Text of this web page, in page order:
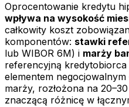
Oprocentowanie kredytu
wpływa na wysokość
całkowity koszt
komponentów: stawki
lub WIBOR 6M) i marży
referencyjną kredytobiorca
elementem
marży, rozłożona na
znaczącą różnicę w